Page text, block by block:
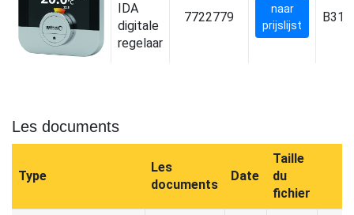
IDA
digitale
regelaar
7722779
naar
prijslijst
B31
Les documents
Type
Les
documents
Date
Taille
du
fichier